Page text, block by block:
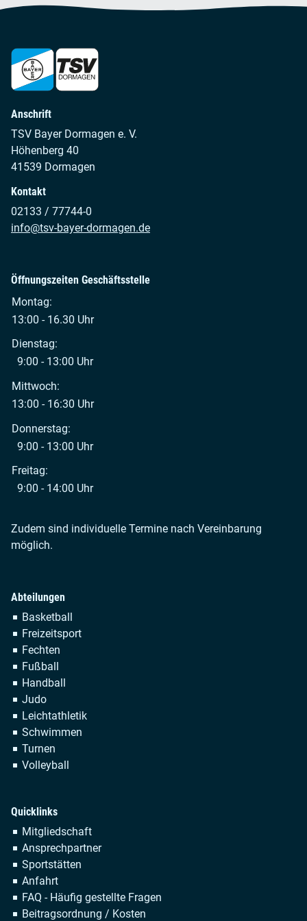
Anschrift
TSV Bayer Dormagen e. V.
Höhenberg 40
41539 Dormagen
Kontakt
02133 / 77744-0
info@tsv-bayer-dormagen.de
Öffnungszeiten Geschäftsstelle
Montag:
13:00 - 16.30 Uhr
Dienstag:
9:00 - 13:00 Uhr
Mittwoch:
13:00 - 16:30 Uhr
Donnerstag:
9:00 - 13:00 Uhr
Freitag:
9:00 - 14:00 Uhr
Zudem sind individuelle Termine nach Vereinbarung
möglich.
Abteilungen
Navigation
überspringen
Basketball
Freizeitsport
Fechten
Fußball
Handball
Judo
Leichtathletik
Schwimmen
Turnen
Volleyball
Quicklinks
Navigation
überspringen
Mitgliedschaft
Ansprechpartner
Sportstätten
Anfahrt
FAQ - Häufig gestellte Fragen
Beitragsordnung / Kosten